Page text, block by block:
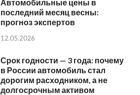
Автомобильные цены в
последний месяц весны:
прогноз экспертов
12.05.2026
Срок годности — 3 года: почему
в России автомобиль стал
дорогим расходником, а не
долгосрочным активом